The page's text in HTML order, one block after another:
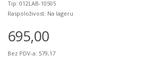
Tip: 012LAB-10505
Raspoloživost: Na lageru
695,00
Bez PDV-a: 579,17